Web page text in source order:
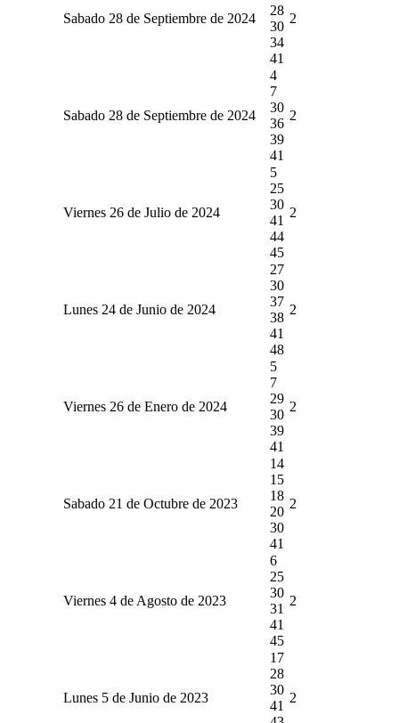
Sabado 28 de Septiembre de 2024
28
30
34
41
2
Sabado 28 de Septiembre de 2024
4
7
30
36
39
41
2
Viernes 26 de Julio de 2024
5
25
30
41
44
45
2
Lunes 24 de Junio de 2024
27
30
37
38
41
48
2
Viernes 26 de Enero de 2024
5
7
29
30
39
41
2
Sabado 21 de Octubre de 2023
14
15
18
20
30
41
2
Viernes 4 de Agosto de 2023
6
25
30
31
41
45
2
Lunes 5 de Junio de 2023
17
28
30
41
2